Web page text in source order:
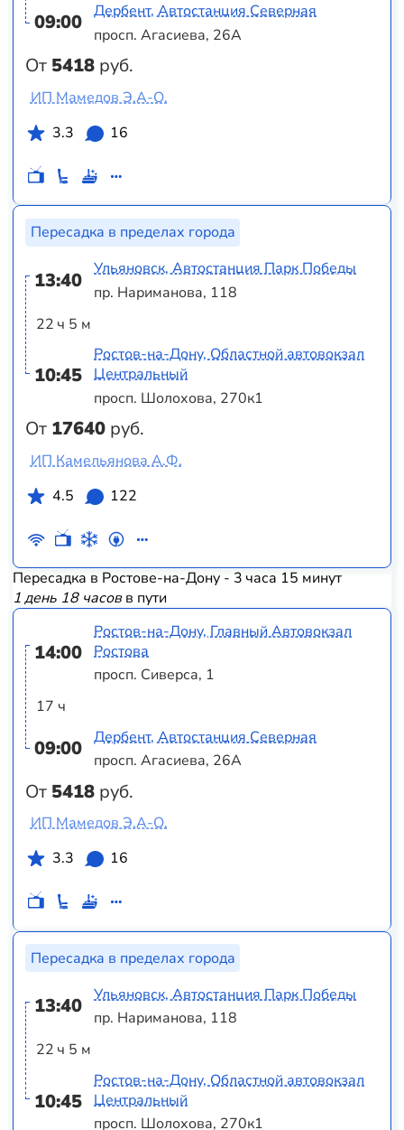
09:00
От 5418 руб.
Дербент, Автостанция Северная
просп. Агасиева, 26А
ИП Мамедов Э.А-О.
3.3
16
Пересадка в пределах города
13:40
22 ч 5 м
10:45
От 17640 руб.
Ульяновск, Автостанция Парк Победы
пр. Нариманова, 118
Ростов-на-Дону, Областной автовокзал
Центральный
просп. Шолохова, 270к1
ИП Камельянова А.Ф.
4.5
122
Пересадка в Ростове-на-Дону - 3 часа 15 минут
1 день 18 часовв пути
14:00
17 ч
09:00
От 5418 руб.
Ростов-на-Дону, Главный Автовокзал
Ростова
просп. Сиверса, 1
Дербент, Автостанция Северная
просп. Агасиева, 26А
ИП Мамедов Э.А-О.
3.3
16
Пересадка в пределах города
13:40
22 ч 5 м
10:45
Ульяновск, Автостанция Парк Победы
пр. Нариманова, 118
Ростов-на-Дону, Областной автовокзал
Центральный
просп. Шолохова, 270к1